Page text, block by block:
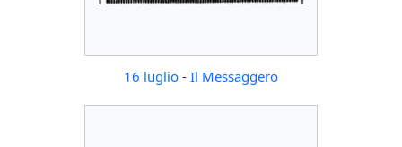
16 luglio - Il Messaggero